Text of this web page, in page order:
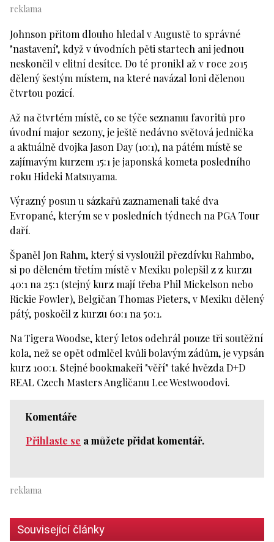
Johnson přitom dlouho hledal v Augustě to správné
"nastavení", když v úvodních pěti startech ani jednou
neskončil v elitní desítce. Do té pronikl až v roce 2015
dělený šestým místem, na které navázal loni dělenou
čtvrtou pozicí.
Až na čtvrtém místě, co se týče seznamu favoritů pro
úvodní major sezony, je ještě nedávno světová jednička
a aktuálně dvojka Jason Day (10:1), na pátém místě se
zajímavým kurzem 15:1 je japonská kometa posledního
roku Hideki Matsuyama.
Výrazný posun u sázkařů zaznamenali také dva
Evropané, kterým se v posledních týdnech na PGA Tour
daří.
Španěl Jon Rahm, který si vysloužil přezdívku Rahmbo,
si po děleném třetím místě v Mexiku polepšil z z kurzu
40:1 na 25:1 (stejný kurz mají třeba Phil Mickelson nebo
Rickie Fowler), Belgičan Thomas Pieters, v Mexiku dělený
pátý, poskočil z kurzu 60:1 na 50:1.
Na Tigera Woodse, který letos odehrál pouze tři soutěžní
kola, než se opět odmlčel kvůli bolavým zádům, je vypsán
kurz 100:1. Stejné bookmakeři "věří" také hvězda D+D
REAL Czech Masters Angličanu Lee Westwoodovi.
Komentáře
Přihlaste se a můžete přidat komentář.
Související články